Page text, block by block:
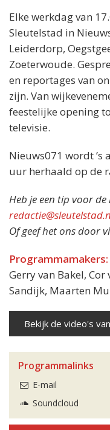
Elke werkdag van
Sleutelstad in
Leiderdorp,
Zoeterwoude.
en reportages van
zijn. Van
feestelijke opening
televisie.
Nieuws071 wordt ’s
uur herhaald op de
Heb je een tip voor
Of geef het ons door
Programmamakers:
Gerry van Bakel, Cor
Sandijk, Maarten
Bekijk de video's
Programmalinks
E-mail
Soundcloud